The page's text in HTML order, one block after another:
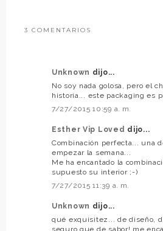
3 COMENTARIOS
Unknown dijo...
No soy nada golosa, pero el
historia... este packaging es
7/27/2015 10:59 a. m.
Esther Vip Loved dijo...
Combinación perfecta... una
empezar la semana...
Me ha encantado la
supuesto su interior ;-)
7/27/2015 11:39 a. m.
Unknown dijo...
qué exquisitez... de diseño,
seguro que de sabor! me